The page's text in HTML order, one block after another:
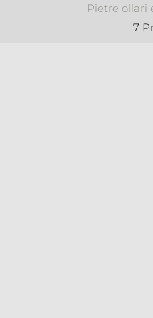
Pietre ollari
7